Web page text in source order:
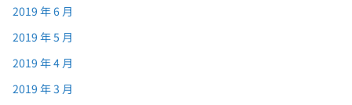
2019 年 6 月
2019 年 5 月
2019 年 4 月
2019 年 3 月